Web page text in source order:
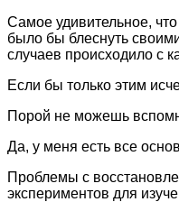
Самое удивительное,
было бы блеснуть
случаев происходило с
Если бы только этим
Порой не можешь
Да, у меня есть все
Проблемы с
экспериментов для